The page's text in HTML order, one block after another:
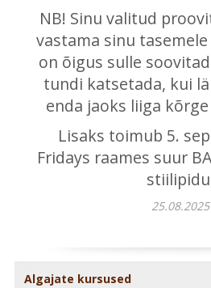
NB! Sinu valitud
vastama sinu
on õigus sulle
tundi katsetada, kui
enda jaoks liiga
Lisaks toimub 5.
Fridays raames suur
25.08.2025
Algajate kursused